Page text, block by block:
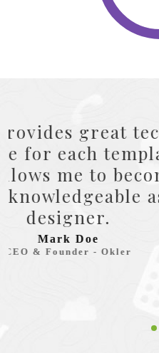
Joe Doe is
guy I
provides
service for
and allows
more